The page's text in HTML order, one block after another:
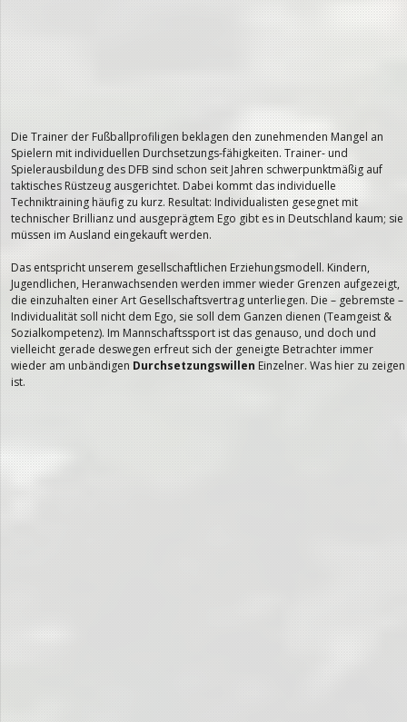
Die Trainer der Fußballprofiligen beklagen den zunehmenden Mangel an
Spielern mit individuellen Durchsetzungs-fähigkeiten. Trainer- und
Spielerausbildung des DFB sind schon seit Jahren schwerpunktmäßig auf
taktisches Rüstzeug ausgerichtet. Dabei kommt das individuelle
Techniktraining häufig zu kurz. Resultat: Individualisten gesegnet mit
technischer Brillianz und ausgeprägtem Ego gibt es in Deutschland kaum; sie
müssen im Ausland eingekauft werden.
Das entspricht unserem gesellschaftlichen Erziehungsmodell. Kindern,
Jugendlichen, Heranwachsenden werden immer wieder Grenzen aufgezeigt,
die einzuhalten einer Art Gesellschaftsvertrag unterliegen. Die – gebremste –
Individualität soll nicht dem Ego, sie soll dem Ganzen dienen (Teamgeist &
Sozialkompetenz). Im Mannschaftssport ist das genauso, und doch und
vielleicht gerade deswegen erfreut sich der geneigte Betrachter immer
wieder am unbändigen Durchsetzungswillen Einzelner. Was hier zu zeigen
ist.